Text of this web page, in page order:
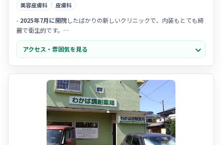
美容皮膚科 皮膚科
- 2025年7月に開院したばかりの新しいクリニックで、内装もとても綺
麗で衛生的です。
-女性院長によるきめ細やかな診療が特徴で、優しく落ち着いた雰囲気
の中で働けます。
- 患者様との距離が近く、地域に根ざした温かいクリニックを目指して
アクセス・雰囲気を見る